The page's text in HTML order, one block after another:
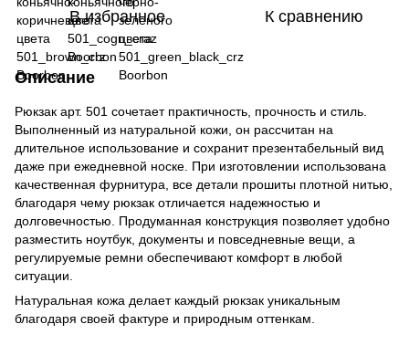
В избранное К сравнению
Описание
Рюкзак арт. 501 сочетает практичность, прочность и стиль.
Выполненный из натуральной кожи, он рассчитан на
длительное использование и сохранит презентабельный вид
даже при ежедневной носке. При изготовлении использована
качественная фурнитура, все детали прошиты плотной нитью,
благодаря чему рюкзак отличается надежностью и
долговечностью. Продуманная конструкция позволяет удобно
разместить ноутбук, документы и повседневные вещи, а
регулируемые ремни обеспечивают комфорт в любой
ситуации.
Натуральная кожа делает каждый рюкзак уникальным
благодаря своей фактуре и природным оттенкам.